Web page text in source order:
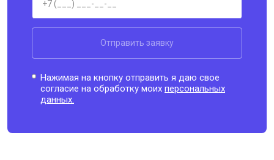
Отправить заявку
Нажимая на кнопку отправить я даю свое
согласие на обработку моихперсональных
данных.